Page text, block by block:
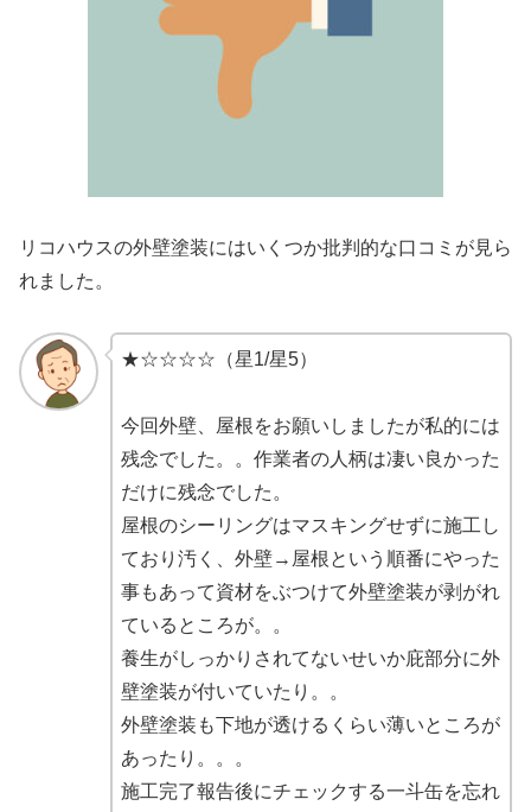
リコハウスの外壁塗装にはいくつか批判的な口コミが見ら
れました。
★☆☆☆☆（星1/星5）
今回外壁、屋根をお願いしましたが私的には
残念でした。。作業者の人柄は凄い良かった
だけに残念でした。
屋根のシーリングはマスキングせずに施工し
ており汚く、外壁→屋根という順番にやった
事もあって資材をぶつけて外壁塗装が剥がれ
ているところが。。
養生がしっかりされてないせいか庇部分に外
壁塗装が付いていたり。。
外壁塗装も下地が透けるくらい薄いところが
あったり。。。
施工完了報告後にチェックする一斗缶を忘れ